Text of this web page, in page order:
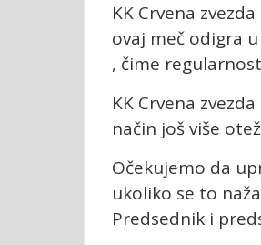
KK Crvena
ovaj meč odigra
, čime
KK Crvena
način još više
Očekujemo da
ukoliko se to
Predsednik i